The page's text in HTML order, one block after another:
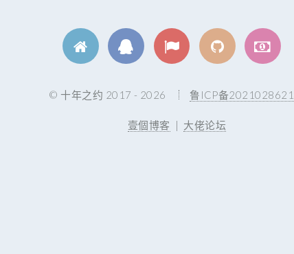
© 十年之约 2017 - 2026 鲁ICP备
壹個博客 | 大佬论坛